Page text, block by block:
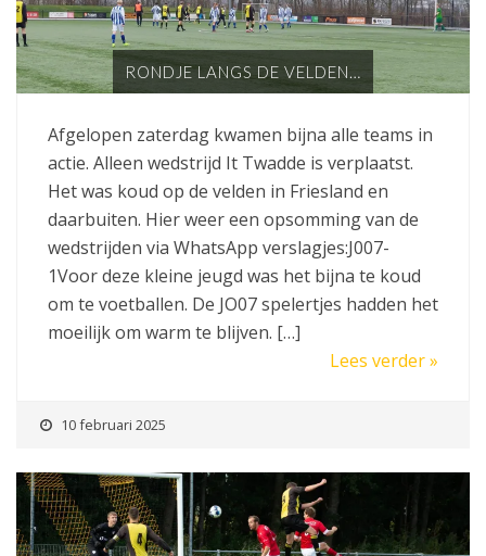
RONDJE LANGS DE VELDEN…
Afgelopen zaterdag kwamen bijna alle teams in
actie. Alleen wedstrijd It Twadde is verplaatst.
Het was koud op de velden in Friesland en
daarbuiten. Hier weer een opsomming van de
wedstrijden via WhatsApp verslagjes:J007-
1Voor deze kleine jeugd was het bijna te koud
om te voetballen. De JO07 spelertjes hadden het
moeilijk om warm te blijven. […]
Lees verder »
10 februari 2025